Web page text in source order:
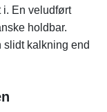
i. En veludført
holdbar.
slidt kalkning end